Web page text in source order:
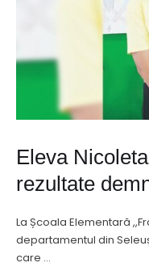
Eleva
rezultate
La Școala Elementară
departamentul din
care …